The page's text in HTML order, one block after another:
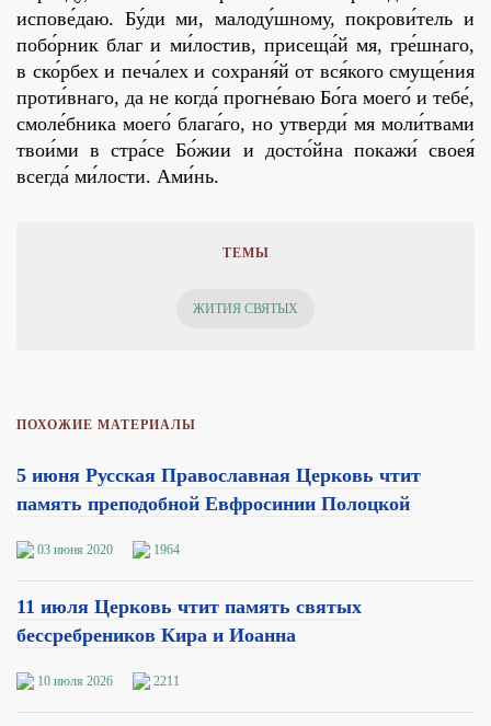
испове́даю. Бу́ди ми, малоду́шному, покрови́тель и
побо́рник благ и ми́лостив, присеща́й мя, гре́шнаго,
в ско́рбех и печа́лех и сохраня́й от вся́кого смуще́ния
проти́внаго, да не когда́ прогне́ваю Бо́га моего́ и тебе́,
смоле́бника моего́ блага́го, но утверди́ мя моли́твами
твои́ми в стра́се Бо́жии и досто́йна покажи́ своея́
всегда́ ми́лости. Ами́нь.
ТЕМЫ
ЖИТИЯ СВЯТЫХ
ПОХОЖИЕ МАТЕРИАЛЫ
5 июня Русская Православная Церковь чтит
память преподобной Евфросинии Полоцкой
03 июня 2020 1964
11 июля Церковь чтит память святых
бессребреников Кира и Иоанна
10 июля 2026 2211